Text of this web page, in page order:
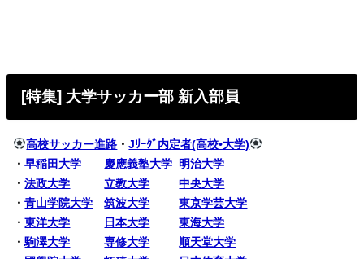
[特集] 大学サッカー部 新入部員
高校サッカー進路 ・Jﾘｰｸﾞ内定者(高校•大学)
・早稲田大学 慶應義塾大学 明治大学
・法政大学 立教大学
中央大学
・青山学院大学 筑波大学
東京学芸大学
・東洋大学 日本大学
東海大学
・駒澤大学 専修大学
順天堂大学